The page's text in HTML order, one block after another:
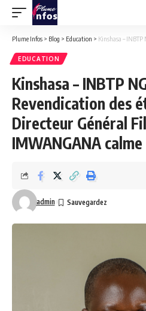
Plume Infos > Blog > Education > Kinshasa – INBTP NGALIEMA:
EDUCATION
Kinshasa – INBTP
Revendication des
Directeur Général
IMWANGANA
admin